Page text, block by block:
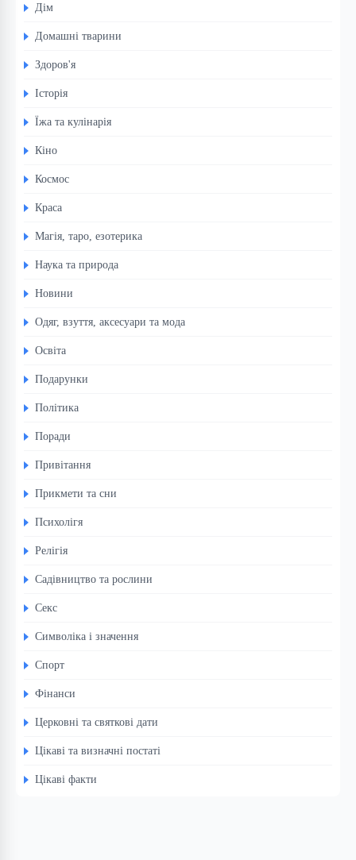
Дім
Домашні тварини
Здоров'я
Історія
Їжа та кулінарія
Кіно
Космос
Краса
Магія, таро, езотерика
Наука та природа
Новини
Одяг, взуття, аксесуари та мода
Освіта
Подарунки
Політика
Поради
Привітання
Прикмети та сни
Психолігя
Релігія
Садівництво та рослини
Секс
Символіка і значення
Спорт
Фінанси
Церковні та святкові дати
Цікаві та визначні постаті
Цікаві факти